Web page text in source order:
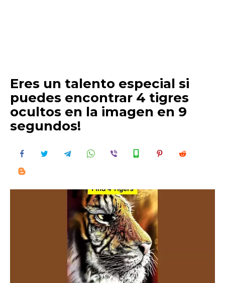
Eres un talento especial si
puedes encontrar 4 tigres
ocultos en la imagen en 9
segundos!